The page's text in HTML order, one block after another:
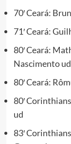
70′ Ceará:
71′ Ceará:
80′ Ceará:
Nascimento ud
80′ Ceará:
80′
ud
83′